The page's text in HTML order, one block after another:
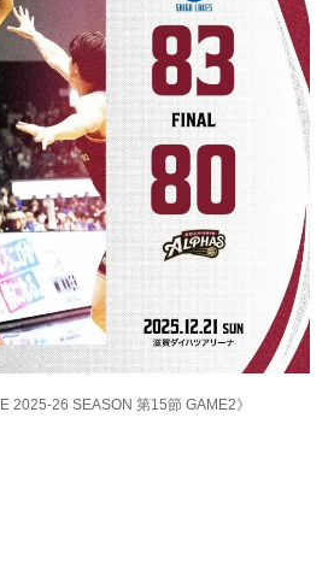
2025-26 SEASON 第15節 GAME2》